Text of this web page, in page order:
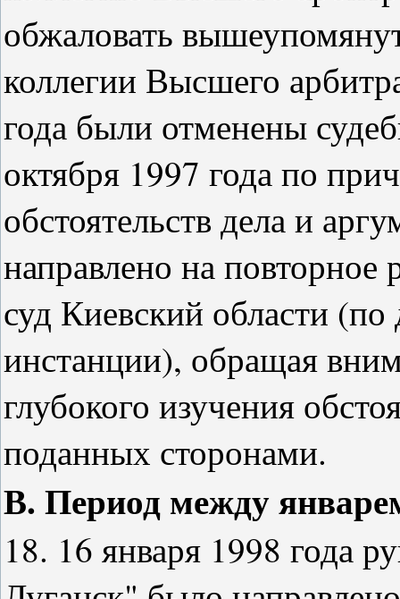
обжаловать
коллегии Высшего
года были отменены
октября 1997 года по
обстоятельств дела и
направлено на
суд Киевский области
инстанции), обращая
глубокого изучения
поданных сторонами.
В. Период между
18. 16 января 1998 года